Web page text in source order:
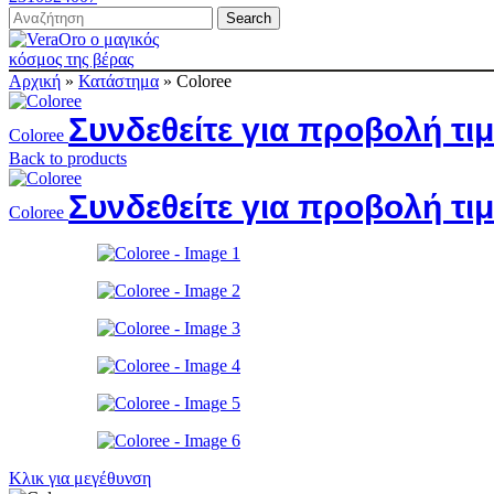
Search
Αρχική » Κατάστημα » Coloree
Coloree Συνδεθείτε για προβολή
Back to products
Coloree Συνδεθείτε για προβολή
Κλικ για μεγέθυνση